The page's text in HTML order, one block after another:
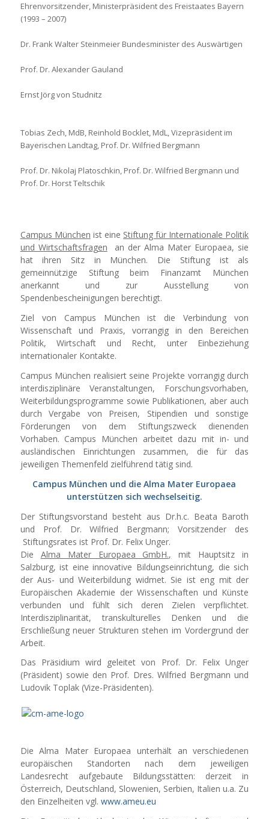
Ehrenvorsitzender, Ministerpräsident des Freistaates Bayern
(1993 – 2007)
Dr. Frank Walter Steinmeier Bundesminister des Auswärtigen
Prof. Dr. Alexander Gauland
Ernst Jörg von Studnitz
Tobias Zech, MdB, Reinhold Bocklet, MdL, Vizepräsident im
Bayerischen Landtag, Prof. Dr. Wilfried Bergmann
Prof. Dr. Nikolaj Platoschkin, Prof. Dr. Wilfried Bergmann und
Prof. Dr. Horst Teltschik
Campus München ist eine Stiftung für Internationale Politik
und Wirtschaftsfragen an der Alma Mater Europaea, sie
hat ihren Sitz in München. Die Stiftung ist als
gemeinnützige Stiftung beim Finanzamt München
anerkannt und zur Ausstellung von
Spendenbescheinigungen berechtigt.
Ziel von Campus München ist die Verbindung von
Wissenschaft und Praxis, vorrangig in den Bereichen
Politik, Wirtschaft und Recht, unter Einbeziehung
internationaler Kontakte.
Campus München realisiert seine Projekte vorrangig durch
interdisziplinäre Veranstaltungen, Forschungsvorhaben,
Weiterbildungsprogramme sowie Publikationen, aber auch
durch Vergabe von Preisen, Stipendien und sonstige
Förderungen von dem Stiftungszweck dienenden
Vorhaben. Campus München arbeitet dazu mit in- und
ausländischen Einrichtungen zusammen, die für das
jeweiligen Themenfeld zielführend tätig sind.
Campus München und die Alma Mater Europaea
unterstützen sich wechselseitig.
Der Stiftungsvorstand besteht aus Dr.h.c. Beata Baroth
und Prof. Dr. Wilfried Bergmann; Vorsitzender des
Stiftungsrates ist Prof. Dr. Felix Unger.
Die Alma Mater Europaea GmbH., mit Hauptsitz in
Salzburg, ist eine innovative Bildungseinrichtung, die sich
der Aus- und Weiterbildung widmet. Sie ist eng mit der
Europäischen Akademie der Wissenschaften und Künste
verbunden und fühlt sich deren Zielen verpflichtet.
Interdisziplinarität, transkulturelles Denken und die
Erschließung neuer Strukturen stehen im Vordergrund der
Arbeit.
Das Präsidium wird geleitet von Prof. Dr. Felix Unger
(Präsident) sowie den Prof. Dres. Wilfried Bergmann und
Ludovik Toplak (Vize-Präsidenten).
Die Alma Mater Europaea unterhält an verschiedenen
europäischen Standorten nach dem jeweiligen
Landesrecht aufgebaute Bildungsstätten: derzeit in
Österreich, Deutschland, Slowenien, Serbien, Italien u.a. Zu
den Einzelheiten vgl. www.ameu.eu